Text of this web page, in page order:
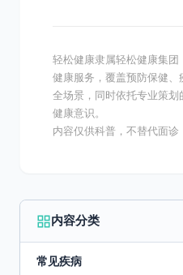
轻松健康隶属轻松健康集
健康服务，覆盖预防保健
全场景，同时依托专业策
健康意识。
内容仅供科普，不替代面诊
内容分类
常见疾病